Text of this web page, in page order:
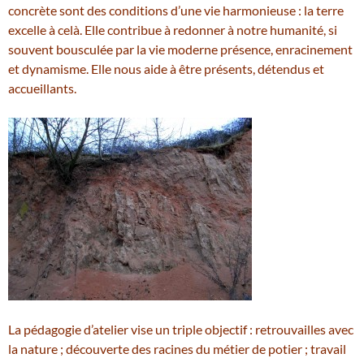
concrète sont des conditions d’une vie harmonieuse : la terre
excelle à celà. Elle contribue à redonner à notre humanité, si
souvent bousculée par la vie moderne présence, enracinement
et dynamisme. Elle nous aide à être présents, détendus et
accueillants.
La pédagogie d’atelier vise un triple objectif : retrouvailles avec
la nature ; découverte des racines du métier de potier ; travail